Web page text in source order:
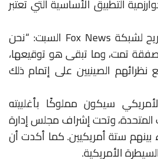
التطبيق الأساسية التي تعتبر
وأوضحت ليفيت في تصريح لشبكة Fox News السبت: “نحن
أن الصفقة تمت، وما تبقى هو توقيعها،
الصينيين على إتمام ذلك
سيكون مملوكًا بأغلبيته
المتحدة، وتحت إشراف مجلس إدارة
ستة أمريكيين. كما أكدت أن
الأمريكية.